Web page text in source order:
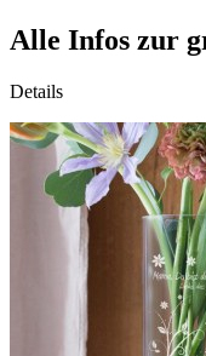
Alle Infos zur
Details